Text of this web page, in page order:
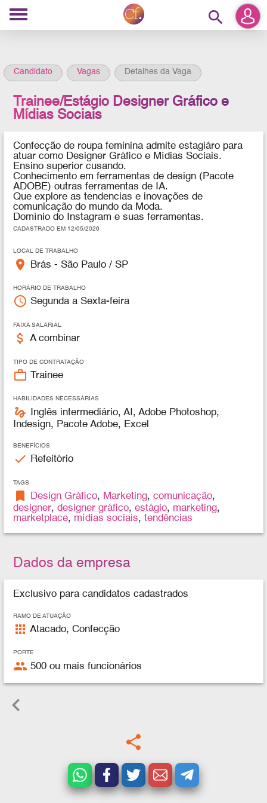
search
Candidato Vagas Detalhes da Vaga
Trainee/Estágio Designer Gráfico e
Mídias Sociais
Confecção de roupa feminina admite estagiáro para
atuar como Designer Gráfico e Mídias Sociais.
Ensino superior cusando.
Conhecimento em ferramentas de design (Pacote
ADOBE) outras ferramentas de IA.
Que explore as tendencias e inovações de
comunicação do mundo da Moda.
Domínio do Instagram e suas ferramentas.
CADASTRADO EM 12/05/2026
LOCAL DE TRABALHO
place Brás - São Paulo / SP
HORÁRIO DE TRABALHO
access_time Segunda a Sexta-feira
FAIXA SALARIAL
attach_money A combinar
TIPO DE CONTRATAÇÃO
work_outline Trainee
HABILIDADES NECESSÁRIAS
gesture
Inglês intermediário, AI, Adobe Photoshop,
Indesign, Pacote Adobe, Excel
BENEFÍCIOS
check Refeitório
TAGS
bookmark Design Gráfico, Marketing,comunicação,
designer,designer gráfico,estágio, marketing,
marketplace, mídias sociais,tendências
Dados da empresa
Exclusivo para candidatos cadastrados
RAMO DE ATUAÇÃO
apps Atacado, Confecção
PORTE
people 500 ou mais funcionários
keyboard_arrow_left
share